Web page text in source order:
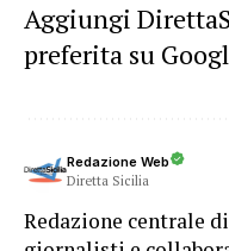
Aggiungi
preferita su
Redazione Web
Diretta Sicilia
Redazione centrale